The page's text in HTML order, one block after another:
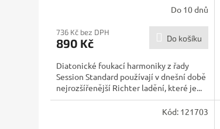
Do 10 dnů
736 Kč bez DPH
890 Kč Do košíku
Diatonické foukací harmoniky z řady
Session Standard používají v dnešní době
nejrozšířenější Richter ladění, které je...
Kód: 121703